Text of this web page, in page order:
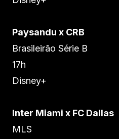
Paysandu x CRB
Brasileirão Série B
17h
Disney+
Inter Miami x FC Dallas
MLS